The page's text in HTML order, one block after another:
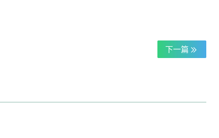
下一篇